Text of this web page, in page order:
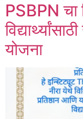
PSBPN
योजना